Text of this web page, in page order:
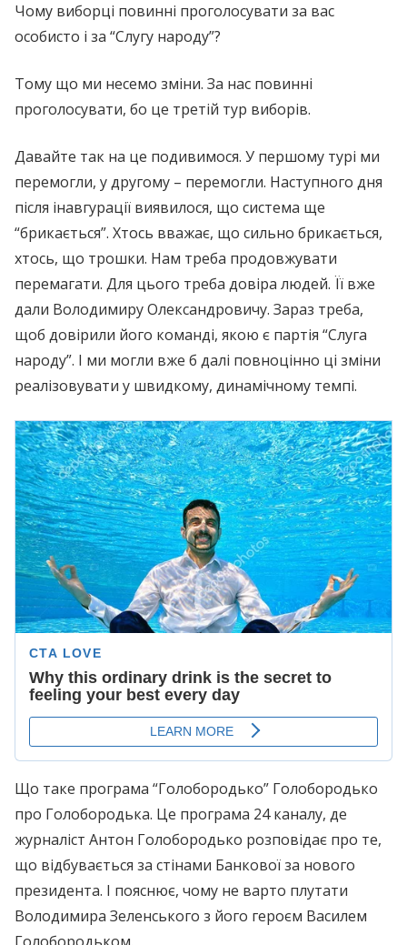
Чому виборці повинні проголосувати за вас
особисто і за “Слугу народу”?
Тому що ми несемо зміни. За нас повинні
проголосувати, бо це третій тур виборів.
Давайте так на це подивимося. У першому турі ми
перемогли, у другому – перемогли. Наступного дня
після інавгурації виявилося, що система ще
“брикається”. Хтось вважає, що сильно брикається,
хтось, що трошки. Нам треба продовжувати
перемагати. Для цього треба довіра людей. Її вже
дали Володимиру Олександровичу. Зараз треба,
щоб довірили його команді, якою є партія “Слуга
народу”. І ми могли вже б далі повноцінно ці зміни
реалізовувати у швидкому, динамічному темпі.
Що таке програма “Голобородько” Голобородько
про Голобородька. Це програма 24 каналу, де
журналіст Антон Голобородько розповідає про те,
що відбувається за стінами Банкової за нового
президента. І пояснює, чому не варто плутати
Володимира Зеленського з його героєм Василем